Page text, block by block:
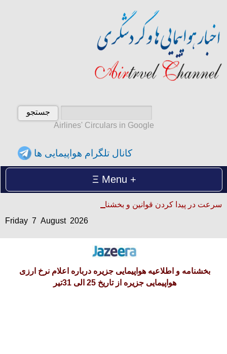
Airlines' Circulars in Google
کانال تلگرام هواپیمایی ها
Menu
سرعت در پیدا کردن قوانین و بخشنامه ها
Friday 7 August 2026
Friday 7 August 2026
بخشنامه و اطلاعیه هواپیمایی جزیره درباره اعلام نرخ ارزی
هواپیمایی جزیره از تاریخ 25 الی 31تیر